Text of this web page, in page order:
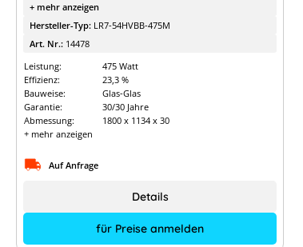
+ mehr anzeigen
Hersteller-Typ: LR7-54HVBB-475M
Art. Nr.: 14478
Leistung:
475 Watt
Effizienz:
23,3 %
Bauweise:
Glas-Glas
Garantie:
30/30 Jahre
Abmessung:
1800 x 1134 x 30
+ mehr anzeigen
Auf Anfrage
für Preise anmelden
Details